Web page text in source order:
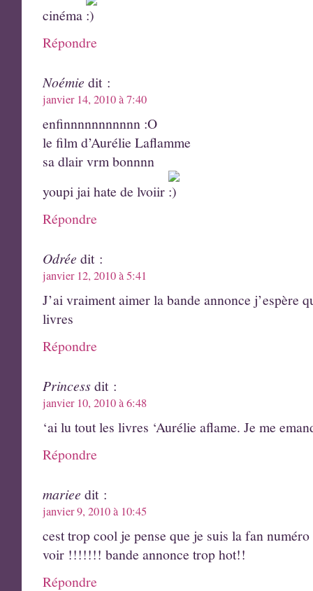
cinéma
Répondre
Noémie dit :
janvier 14, 2010 à 7:40
enfinnnnnnnnnnn :O
le film d’Aurélie Laflamme
sa dlair vrm bonnnn
youpi jai hate de lvoiir
Répondre
Odrée dit :
janvier 12, 2010 à 5:41
J’ai vraiment aimer la bande annonce j’espère
livres
Répondre
Princessdit :
janvier 10, 2010 à 6:48
‘ai lu tout les livres ‘Aurélie aflame. Je me
Répondre
mariee dit :
janvier 9, 2010 à 10:45
cest trop cool je pense que je suis la fan
voir !!!!!!! bande annonce trop hot!!
Répondre